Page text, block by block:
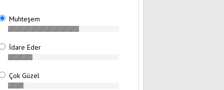
Muhteşem
İdare Eder
Çok Güzel